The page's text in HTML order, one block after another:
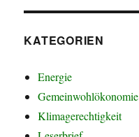
KATEGORIEN
Energie
Gemeinwohlökonomie
Klimagerechtigkeit